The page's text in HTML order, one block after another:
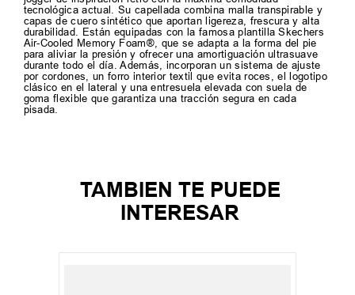
tecnológica actual. Su capellada combina malla transpirable y
capas de cuero sintético que aportan ligereza, frescura y alta
durabilidad. Están equipadas con la famosa plantilla Skechers
Air-Cooled Memory Foam®, que se adapta a la forma del pie
para aliviar la presión y ofrecer una amortiguación ultrasuave
durante todo el día. Además, incorporan un sistema de ajuste
por cordones, un forro interior textil que evita roces, el logotipo
clásico en el lateral y una entresuela elevada con suela de
goma flexible que garantiza una tracción segura en cada
pisada.
TAMBIEN TE PUEDE
INTERESAR